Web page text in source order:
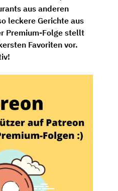
aus anderen
leckere Gerichte aus
Premium-Folge stellt
Favoriten vor.